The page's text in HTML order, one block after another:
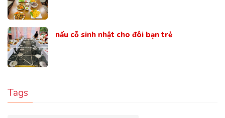
nấu cỗ sinh nhật cho đôi bạn trẻ
Tags